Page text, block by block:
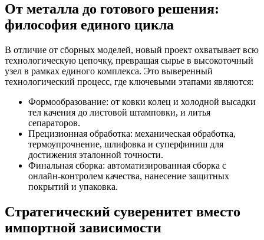
От металла до готового решения:
философия единого цикла
В отличие от сборных моделей, новый проект охватывает всю
технологическую цепочку, превращая сырье в высокоточный
узел в рамках единого комплекса. Это выверенный
технологический процесс, где ключевыми этапами являются:
Формообразование: от ковки колец и холодной высадки
тел качения до листовой штамповки, и литья
сепараторов.
Прецизионная обработка: механическая обработка,
термоупрочнение, шлифовка и суперфиниш для
достижения эталонной точности.
Финальная сборка: автоматизированная сборка с
онлайн-контролем качества, нанесение защитных
покрытий и упаковка.
Стратегический суверенитет вместо
импортной зависимости